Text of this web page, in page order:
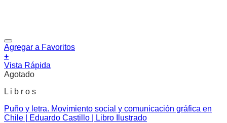
Agregar a Favoritos
+
Vista Rápida
Agotado
L i b r o s
Puño y letra. Movimiento social y comunicación gráfica en
Chile | Eduardo Castillo | Libro Ilustrado